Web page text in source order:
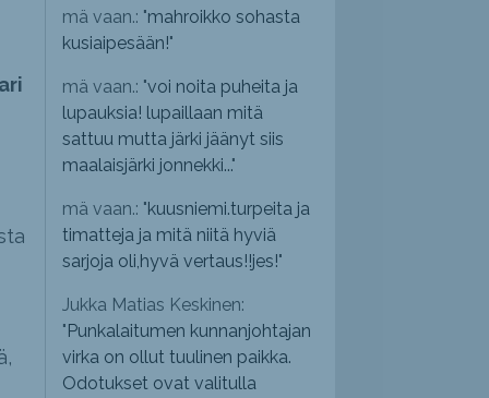
mä vaan.: "mahroikko sohasta
kusiaipesään!"
mä vaan.: "voi noita puheita ja
lupauksia! lupaillaan mitä
sattuu mutta järki jäänyt siis
maalaisjärki jonnekki..."
mä vaan.: "kuusniemi.turpeita ja
timatteja ja mitä niitä hyviä
sarjoja oli,hyvä vertaus!!jes!"
Jukka Matias Keskinen:
" Punkalaitumen kunnanjohtajan
virka on ollut tuulinen paikka.
Odotukset ovat valitulla